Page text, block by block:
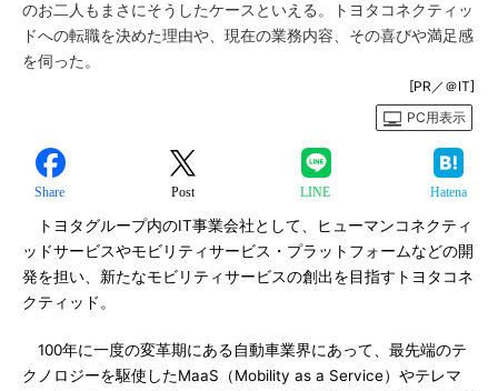
のお二人もまさにそうしたケースといえる。トヨタコネクティッ
ドへの転職を決めた理由や、現在の業務内容、その喜びや満足感
を伺った。
[PR／＠IT]
PC用表示
Share Post LINE Hatena
トヨタグループ内のIT事業会社として、ヒューマンコネクティ
ッドサービスやモビリティサービス・プラットフォームなどの開
発を担い、新たなモビリティサービスの創出を目指すトヨタコネ
クティッド。
100年に一度の変革期にある自動車業界にあって、最先端のテ
クノロジーを駆使したMaaS（Mobility as a Service）やテレマ